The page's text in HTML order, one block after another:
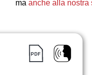
ma anche alla nostra